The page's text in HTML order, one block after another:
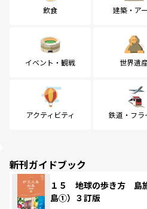
飲食 建築・ア
イベント・観戦 世界遺
アクティビティ 鉄道・フラ
新刊ガイドブック
１５ 地球の歩き方 島
島①）３訂版